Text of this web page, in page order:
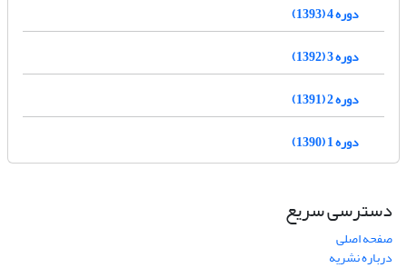
دوره 4 (1393)
دوره 3 (1392)
دوره 2 (1391)
دوره 1 (1390)
دسترسی سریع
صفحه اصلی
درباره نشریه